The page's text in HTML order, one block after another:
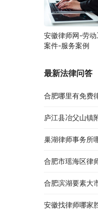
安徽律师网-劳动
案件-服务案例
最新法律问答
合肥哪里有免费
庐江县冶父山镇
巢湖律师事务所
合肥市瑶海区律
合肥滨湖要素大
安徽找律师哪家